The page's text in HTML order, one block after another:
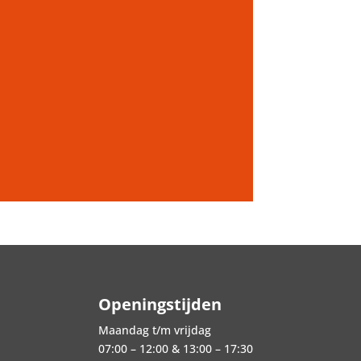
Openingstijden
Maandag t/m vrijdag
07:00 – 12:00 & 13:00 – 17:30